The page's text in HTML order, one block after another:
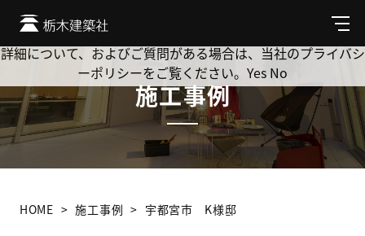
メ
ニ
ュ
施工事例
HOME 施工事例 宇都宮市 K様邸
Cookie を使用して、お客様の活動を追跡してもよろしいです
か? 当社ではお客様のプライバシーを極めて重視しています。
詳細について、およびご質問がある場合は、当社のプライバシ
ーポリシーをご覧ください。 Yes No